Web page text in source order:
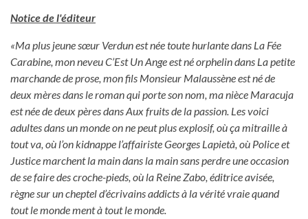
Notice de l'éditeur
«Ma plus jeune sœur Verdun est née toute hurlante dans La Fée
Carabine, mon neveu C’Est Un Ange est né orphelin dans La petite
marchande de prose, mon fils Monsieur Malaussène est né de
deux mères dans le roman qui porte son nom, ma nièce Maracuja
est née de deux pères dans Aux fruits de la passion. Les voici
adultes dans un monde on ne peut plus explosif, où ça mitraille à
tout va, où l’on kidnappe l’affairiste Georges Lapietà, où Police et
Justice marchent la main dans la main sans perdre une occasion
de se faire des croche-pieds, où la Reine Zabo, éditrice avisée,
règne sur un cheptel d’écrivains addicts à la vérité vraie quand
tout le monde ment à tout le monde.